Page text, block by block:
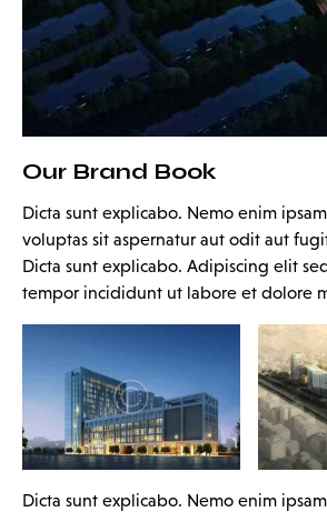
Our Brand Book
Dicta sunt explicabo. Nemo enim
voluptas sit aspernatur aut odit aut
Dicta sunt explicabo. Adipiscing elit
tempor incididunt ut labore et dolore
Dicta sunt explicabo. Nemo enim